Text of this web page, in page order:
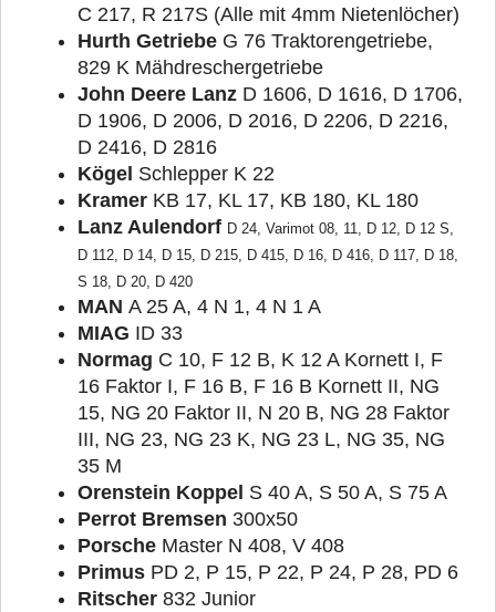
C 217, R 217S (Alle mit 4mm Nietenlöcher)
Hurth Getriebe G 76 Traktorengetriebe,
829 K Mähdreschergetriebe
John Deere Lanz D 1606, D 1616, D 1706,
D 1906, D 2006, D 2016, D 2206, D 2216,
D 2416, D 2816
Kögel Schlepper K 22
Kramer KB 17, KL 17, KB 180, KL 180
Lanz Aulendorf D 24, Varimot 08, 11, D 12, D 12 S,
D 112, D 14, D 15, D 215, D 415, D 16, D 416, D 117, D 18,
S 18, D 20, D 420
MAN A 25 A, 4 N 1, 4 N 1 A
MIAG ID 33
Normag C 10, F 12 B, K 12 A Kornett I, F
16 Faktor I, F 16 B, F 16 B Kornett II, NG
15, NG 20 Faktor II, N 20 B, NG 28 Faktor
III, NG 23, NG 23 K, NG 23 L, NG 35, NG
35 M
Orenstein Koppel S 40 A, S 50 A, S 75 A
Perrot Bremsen 300x50
Porsche Master N 408, V 408
Primus PD 2, P 15, P 22, P 24, P 28, PD 6
Ritscher 832 Junior